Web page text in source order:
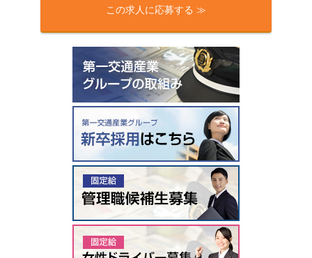
この求人に応募する ≫